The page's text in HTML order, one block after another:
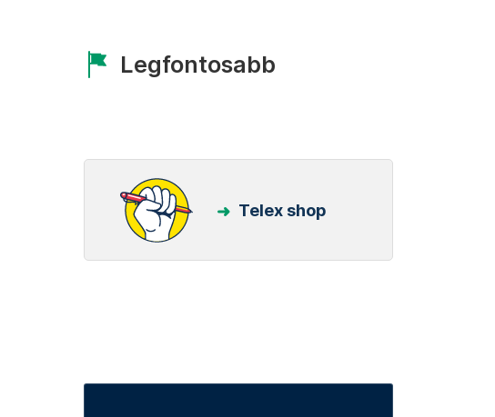
Legfontosabb
Telex shop